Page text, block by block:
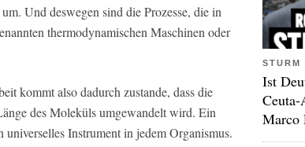
Und deswegen sind die Prozesse, die in
thermodynamischen Maschinen oder
kommt also dadurch zustande, dass die
des Moleküls umgewandelt wird. Ein
Instrument in jedem Organismus.
STURM
Ist
Marco